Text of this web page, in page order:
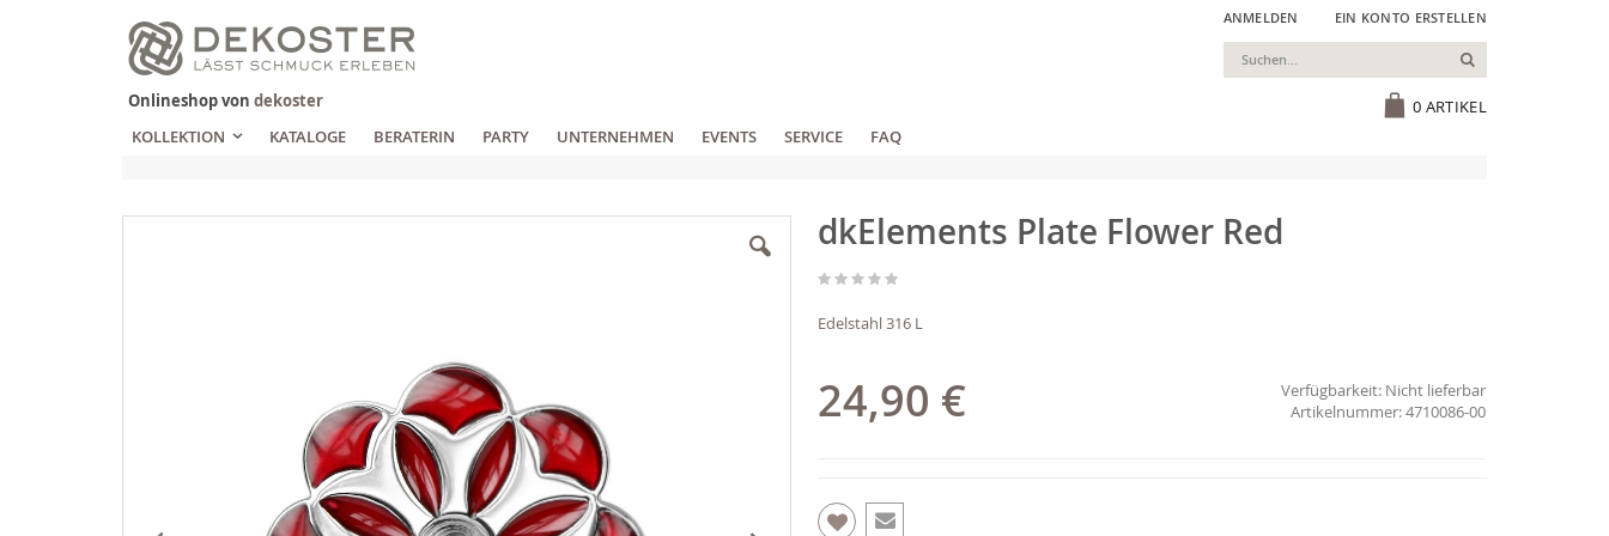
Zum
Inhalt
springen
ANMELDEN EIN KONTO ERSTELLEN
0 ARTIKEL
Suchen
Onlineshop von dekoster
KOLLEKTION
KATALOGE BERATERIN PARTY UNTERNEHMEN EVENTS SERVICE FAQ
dkElements Plate Flower Red
Edelstahl 316 L
24,90 € Verfügbarkeit: Nicht lieferbar
4710086-00